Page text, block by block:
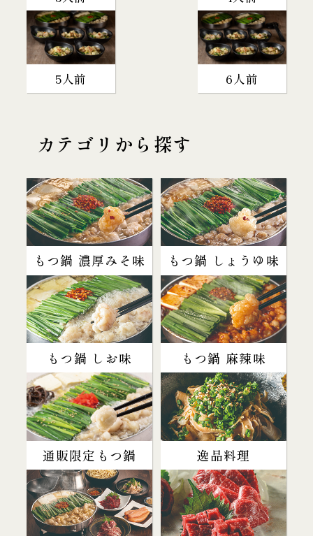
5人前 6人前
カテゴリから探す
もつ鍋 濃厚みそ味 もつ鍋 しょうゆ味
もつ鍋 しお味 もつ鍋 麻辣味
通販限定もつ鍋 逸品料理